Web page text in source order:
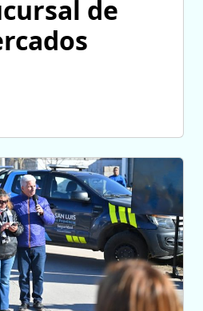
de